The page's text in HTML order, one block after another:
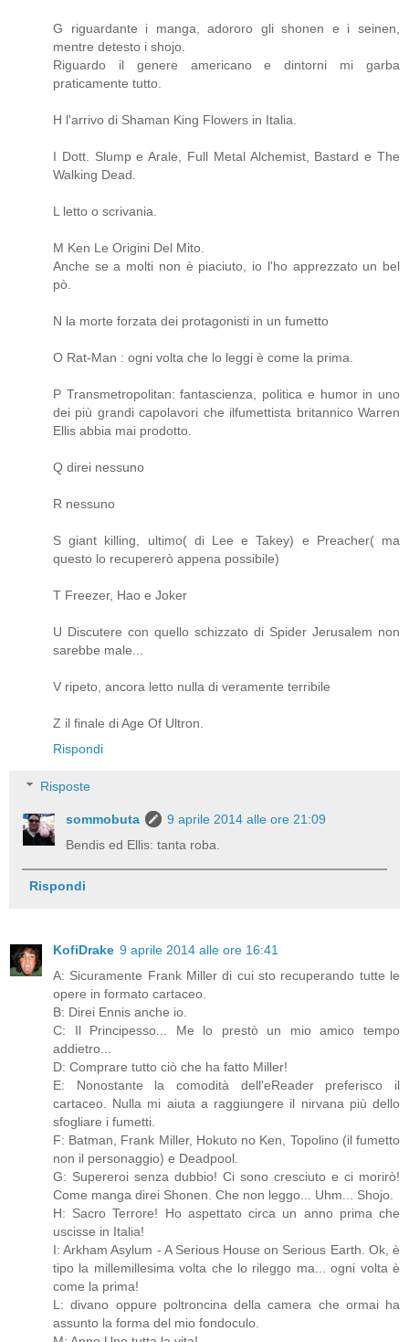
G riguardante i manga, adororo gli shonen e i seinen,
mentre detesto i shojo.
Riguardo il genere americano e dintorni mi garba
praticamente tutto.
H l'arrivo di Shaman King Flowers in Italia.
I Dott. Slump e Arale, Full Metal Alchemist, Bastard e The
Walking Dead.
L letto o scrivania.
M Ken Le Origini Del Mito.
Anche se a molti non è piaciuto, io l'ho apprezzato un bel
pò.
N la morte forzata dei protagonisti in un fumetto
O Rat-Man : ogni volta che lo leggi è come la prima.
P Transmetropolitan: fantascienza, politica e humor in uno
dei più grandi capolavori che ilfumettista britannico Warren
Ellis abbia mai prodotto.
Q direi nessuno
R nessuno
S giant killing, ultimo( di Lee e Takey) e Preacher( ma
questo lo recupererò appena possibile)
T Freezer, Hao e Joker
U Discutere con quello schizzato di Spider Jerusalem non
sarebbe male...
V ripeto, ancora letto nulla di veramente terribile
Z il finale di Age Of Ultron.
Rispondi
Risposte
sommobuta
9 aprile 2014 alle ore 21:09
Bendis ed Ellis: tanta roba.
Rispondi
KofiDrake 9 aprile 2014 alle ore 16:41
A: Sicuramente Frank Miller di cui sto recuperando tutte le
opere in formato cartaceo.
B: Direi Ennis anche io.
C: Il Principesso... Me lo prestò un mio amico tempo
addietro...
D: Comprare tutto ciò che ha fatto Miller!
E: Nonostante la comodità dell'eReader preferisco il
cartaceo. Nulla mi aiuta a raggiungere il nirvana più dello
sfogliare i fumetti.
F: Batman, Frank Miller, Hokuto no Ken, Topolino (il fumetto
non il personaggio) e Deadpool.
G: Supereroi senza dubbio! Ci sono cresciuto e ci morirò!
Come manga direi Shonen. Che non leggo... Uhm... Shojo.
H: Sacro Terrore! Ho aspettato circa un anno prima che
uscisse in Italia!
I: Arkham Asylum - A Serious House on Serious Earth. Ok, è
tipo la millemillesima volta che lo rileggo ma... ogni volta è
come la prima!
L: divano oppure poltroncina della camera che ormai ha
assunto la forma del mio fondoculo.